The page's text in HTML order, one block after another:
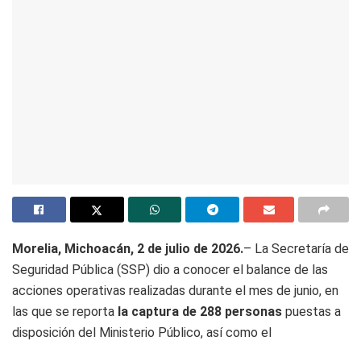
Morelia, Michoacán, 2 de julio de 2026.– La Secretaría de
Seguridad Pública (SSP) dio a conocer el balance de las
acciones operativas realizadas durante el mes de junio, en
las que se reporta la captura de 288 personas puestas a
disposición del Ministerio Público, así como el